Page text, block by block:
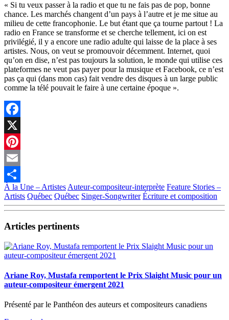
« Si tu veux passer à la radio et que tu ne fais pas de pop, bonne
chance. Les marchés changent d’un pays à l’autre et je me situe au
milieu de cette francophonie. Le but étant que ça tourne partout ! La
radio en France se transforme et se cherche tellement, ici on est
privilégié, il y a encore une radio adulte qui laisse de la place à ses
artistes. Nous, on veut se promouvoir décemment. Internet, quoi
qu’on en dise, n’est pas toujours la solution, le monde qui utilise ces
plateformes ne veut pas payer pour la musique et Facebook, ce n’est
pas ça qui (dans mon cas) fait vendre des disques à un large public
comme la télé pouvait le faire à une certaine époque ».
Facebook
X
Pinterest
Email
Partager
À la Une – ArtistesAuteur-compositeur-interprète Feature Stories –
Artists Québec Québec Singer-Songwriter Écriture et composition
Articles pertinents
Ariane Roy, Mustafa remportent le Prix Slaight Music pour un
auteur-compositeur émergent 2021
Présenté par le Panthéon des auteurs et compositeurs canadiens